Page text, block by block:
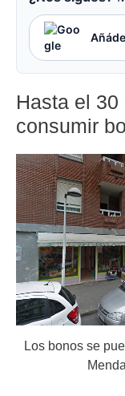
Hasta el
consumir
Los bonos se